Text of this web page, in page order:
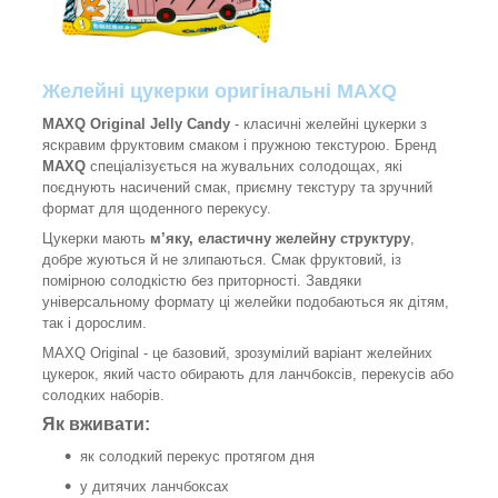
Желейні цукерки оригінальні MAXQ
MAXQ Original Jelly Candy - класичні желейні цукерки з
яскравим фруктовим смаком і пружною текстурою. Бренд
MAXQ спеціалізується на жувальних солодощах, які
поєднують насичений смак, приємну текстуру та зручний
формат для щоденного перекусу.
Цукерки мають м’яку, еластичну желейну структуру
добре жуються й не злипаються. Смак фруктовий, із
помірною солодкістю без приторності. Завдяки
універсальному формату ці желейки подобаються як дітям,
так і дорослим.
MAXQ Original - це базовий, зрозумілий варіант желейних
цукерок, який часто обирають для ланчбоксів, перекусів або
солодких наборів.
Як вживати:
як солодкий перекус протягом дня
у дитячих ланчбоксах